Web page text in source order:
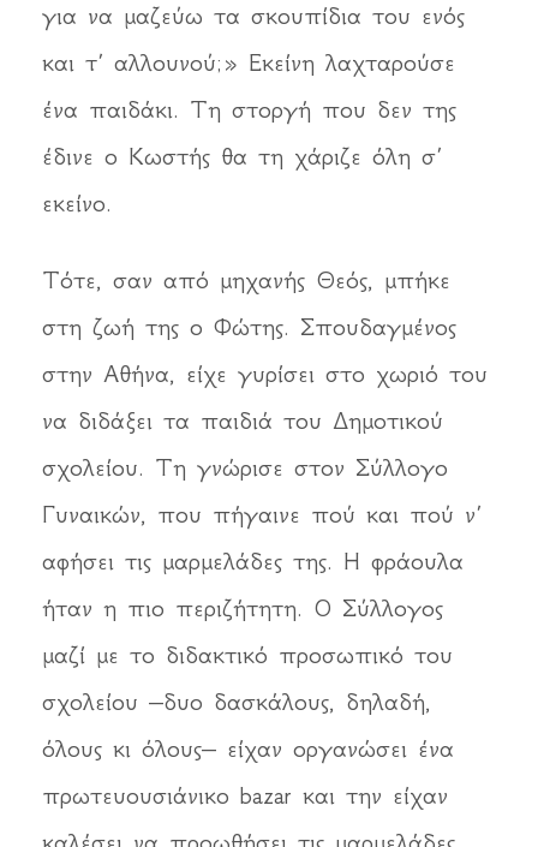
για να μαζεύω τα σκουπίδια του ενός
και τ’ αλλουνού;» Εκείνη λαχταρούσε
ένα παιδάκι. Τη στοργή που δεν της
έδινε ο Κωστής θα τη χάριζε όλη σ’
εκείνο.
Τότε, σαν από μηχανής Θεός, μπήκε
στη ζωή της ο Φώτης. Σπουδαγμένος
στην Αθήνα, είχε γυρίσει στο χωριό του
να διδάξει τα παιδιά του Δημοτικού
σχολείου. Τη γνώρισε στον Σύλλογο
Γυναικών, που πήγαινε πού και πού ν’
αφήσει τις μαρμελάδες της. Η φράουλα
ήταν η πιο περιζήτητη. Ο Σύλλογος
μαζί με το διδακτικό προσωπικό του
σχολείου –δυο δασκάλους, δηλαδή,
όλους κι όλους– είχαν οργανώσει ένα
πρωτευουσιάνικο bazar και την είχαν